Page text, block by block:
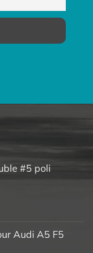
#5 poli
Audi A5 F5